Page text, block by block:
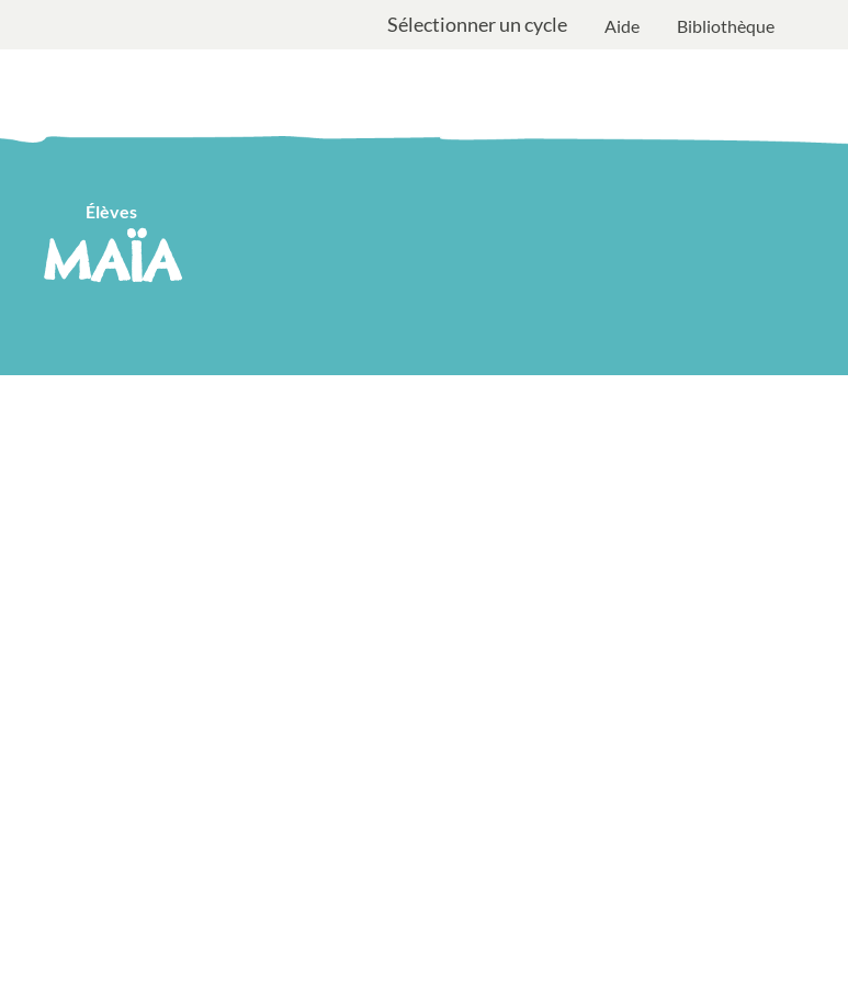
Sélectionner un cycle Aide Bibliothèque
Élèves
MAÏA